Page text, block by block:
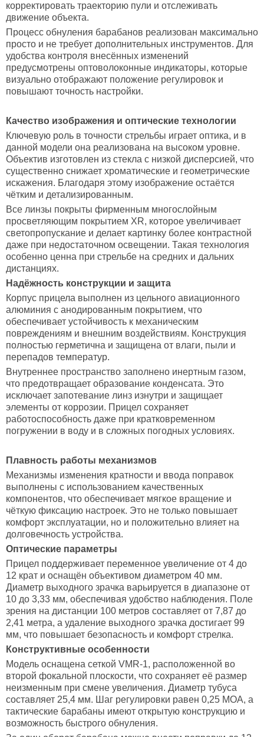
корректировать траекторию пули и отслеживать
движение объекта.
Процесс обнуления барабанов реализован максимально
просто и не требует дополнительных инструментов. Для
удобства контроля внесённых изменений
предусмотрены оптоволоконные индикаторы, которые
визуально отображают положение регулировок и
повышают точность настройки.
Качество изображения и оптические технологии
Ключевую роль в точности стрельбы играет оптика, и в
данной модели она реализована на высоком уровне.
Объектив изготовлен из стекла с низкой дисперсией, что
существенно снижает хроматические и геометрические
искажения. Благодаря этому изображение остаётся
чётким и детализированным.
Все линзы покрыты фирменным многослойным
просветляющим покрытием XR, которое увеличивает
светопропускание и делает картинку более контрастной
даже при недостаточном освещении. Такая технология
особенно ценна при стрельбе на средних и дальних
дистанциях.
Надёжность конструкции и защита
Корпус прицела выполнен из цельного авиационного
алюминия с анодированным покрытием, что
обеспечивает устойчивость к механическим
повреждениям и внешним воздействиям. Конструкция
полностью герметична и защищена от влаги, пыли и
перепадов температур.
Внутреннее пространство заполнено инертным газом,
что предотвращает образование конденсата. Это
исключает запотевание линз изнутри и защищает
элементы от коррозии. Прицел сохраняет
работоспособность даже при кратковременном
погружении в воду и в сложных погодных условиях.
Плавность работы механизмов
Механизмы изменения кратности и ввода поправок
выполнены с использованием качественных
компонентов, что обеспечивает мягкое вращение и
чёткую фиксацию настроек. Это не только повышает
комфорт эксплуатации, но и положительно влияет на
долговечность устройства.
Оптические параметры
Прицел поддерживает переменное увеличение от 4 до
12 крат и оснащён объективом диаметром 40 мм.
Диаметр выходного зрачка варьируется в диапазоне от
10 до 3,33 мм, обеспечивая удобство наблюдения. Поле
зрения на дистанции 100 метров составляет от 7,87 до
2,41 метра, а удаление выходного зрачка достигает 99
мм, что повышает безопасность и комфорт стрелка.
Конструктивные особенности
Модель оснащена сеткой VMR-1, расположенной во
второй фокальной плоскости, что сохраняет её размер
неизменным при смене увеличения. Диаметр тубуса
составляет 25,4 мм. Шаг регулировки равен 0,25 MOA, а
тактические барабаны имеют открытую конструкцию и
возможность быстрого обнуления.